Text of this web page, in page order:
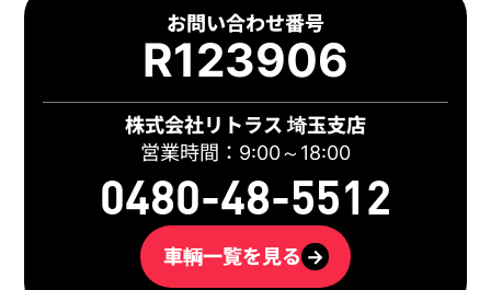
お問い合わせ番号
R123906
株式会社リトラス 埼玉支店
営業時間：9:00～18:00
0480-48-5512
車輌一覧を見る →